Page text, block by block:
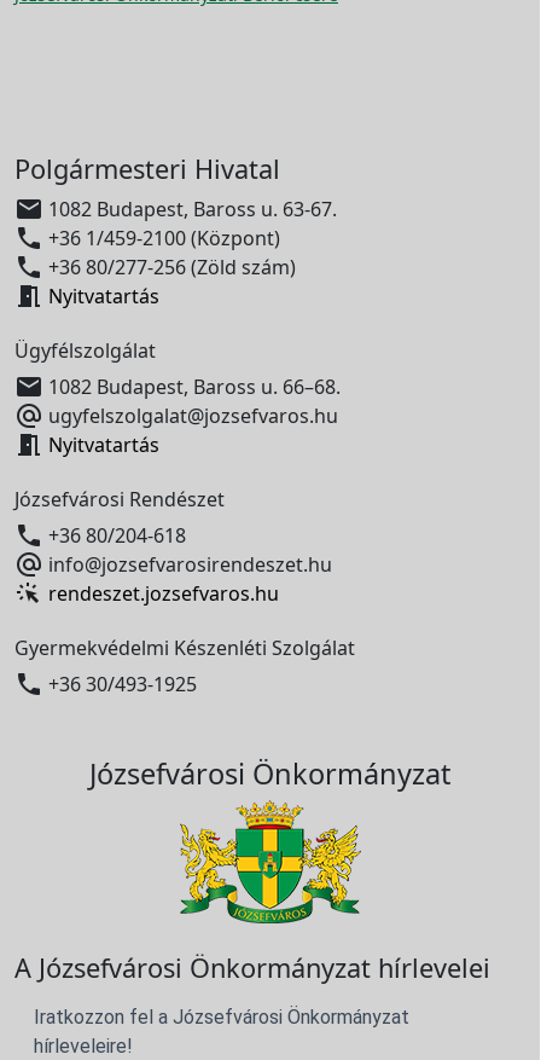
Polgármesteri Hivatal
 1082 Budapest, Baross u. 63-67.
 +36 1/459-2100 (Központ)
 +36 80/277-256 (Zöld szám)
 Nyitvatartás
Ügyfélszolgálat
 1082 Budapest, Baross u. 66–68.
 ugyfelszolgalat@jozsefvaros.hu
 Nyitvatartás
Józsefvárosi Rendészet
 +36 80/204-618
 info@jozsefvarosirendeszet.hu
rendeszet.jozsefvaros.hu
Gyermekvédelmi Készenléti Szolgálat
 +36 30/493-1925
Józsefvárosi Önkormányzat
A Józsefvárosi Önkormányzat hírlevelei
Iratkozzon fel a Józsefvárosi Önkormányzat
hírleveleire!